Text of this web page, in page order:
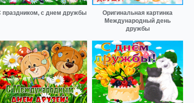
праздником, с днем дружбы
Оригинальная картинка
Международный день
дружбы